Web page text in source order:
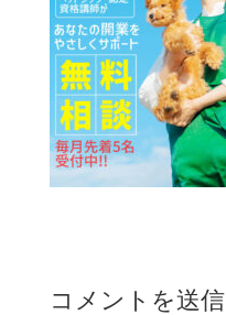
コメントを送信